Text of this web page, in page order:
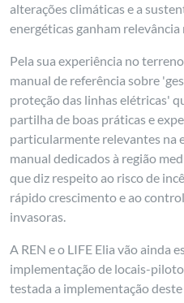
alterações climáticas e a
energéticas ganham
Pela sua experiência no
manual de referência sobre
proteção das linhas elétricas'
partilha de boas práticas e
particularmente relevantes na
manual dedicados à região
que diz respeito ao risco de
rápido crescimento e ao
invasoras.
A REN e o LIFE Elia vão ainda
implementação de locais-
testada a implementação